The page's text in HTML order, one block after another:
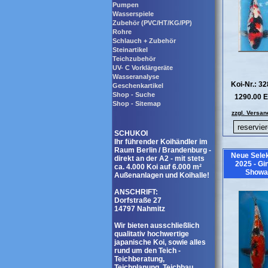
Pumpen
Wasserspiele
Zubehör (PVC/HT/KG/PP)
Rohre
Schlauch + Zubehör
Steinartikel
Teichzubehör
UV- C Vorklärgeräte
Wasseranalyse
Geschenkartikel
Shop - Suche
Shop - Sitemap
SCHUKOI
Ihr führender Koihändler im
Raum Berlin / Brandenburg -
direkt an der A2 - mit stets
ca. 4.000 Koi auf 6.000 m²
Außenanlagen und Koihalle!
ANSCHRIFT:
Dorfstraße 27
14797 Nahmitz
Wir bieten ausschließlich
qualitativ hochwertige
japanische Koi, sowie alles
rund um den Teich -
Teichberatung,
Koi-Nr.:
1290.00
zzgl.
Neue
2025 -
Showa